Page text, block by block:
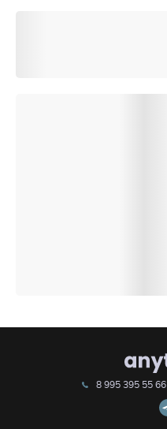
8 995 395 55 66